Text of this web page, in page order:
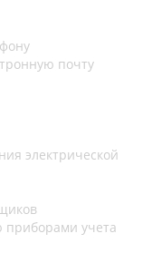
почту
электрической
учета